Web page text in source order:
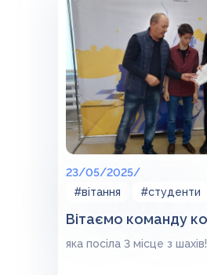
23/05/2025/
#вітання
#студенти
яка посіла 3 місце з шахів!